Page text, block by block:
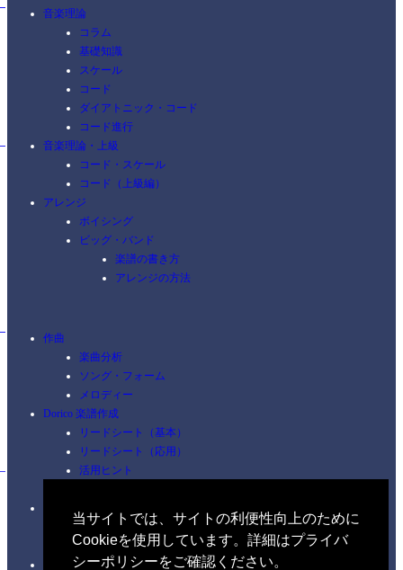
音楽理論
コラム
基礎知識
スケール
コード
ダイアトニック・コード
コード進行
音楽理論・上級
コード・スケール
コード（上級編）
アレンジ
ボイシング
ビッグ・バンド
楽譜の書き方
アレンジの方法
作曲
楽曲分析
ソング・フォーム
メロディー
Dorico 楽譜作成
リードシート（基本）
リードシート（応用）
活用ヒント
コードを覚える
練習
イヤートレーニング
当サイトでは、サイトの利便性向上のために
Cookieを使用しています。詳細はプライバ
シーポリシーをご確認ください。